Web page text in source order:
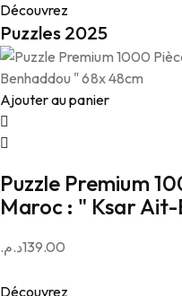
Découvrez
Puzzles 2025
Ajouter au panier
Puzzle Premium
Maroc : " Ksar
139.00د.م.
Découvrez